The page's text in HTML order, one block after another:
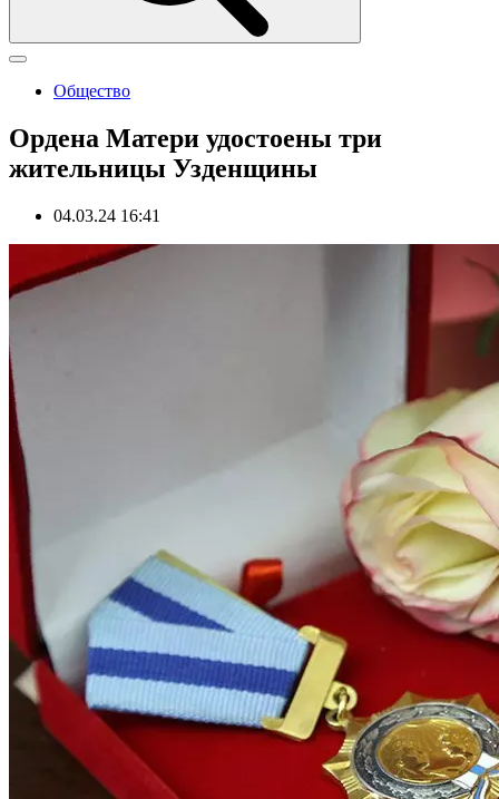
Общество
Ордена Матери удостоены три
жительницы Узденщины
04.03.24 16:41